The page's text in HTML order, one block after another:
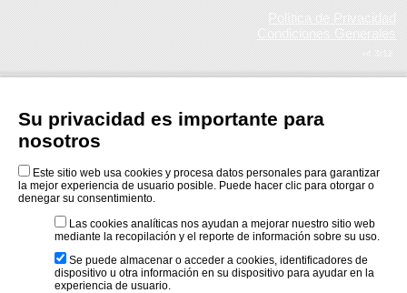
Política de Privacidad
Condiciones Generales
v4.3r12
Su privacidad es importante para
nosotros
Este sitio web usa cookies y procesa datos personales para garantizar
la mejor experiencia de usuario posible. Puede hacer clic para otorgar o
denegar su consentimiento.
Las cookies analíticas nos ayudan a mejorar nuestro sitio web
mediante la recopilación y el reporte de información sobre su uso.
Se puede almacenar o acceder a cookies, identificadores de
dispositivo u otra información en su dispositivo para ayudar en la
experiencia de usuario.